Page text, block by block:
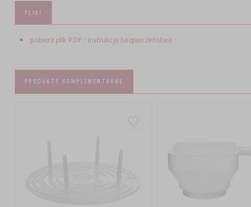
PLIKI
pobierz plik PDF : Instrukcja bezpieczeństwa
PRODUKTY KOMPLEMENTARNE